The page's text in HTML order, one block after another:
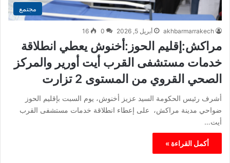
مجتمع
akhbarmarrakech أبريل 5, 2026 0
16
مراكش:إقليم الحوز:أخنوش يعطي انطلاقة
خدمات مستشفى القرب أيت أورير والمركز
الصحي القروي من المستوى 2 تزارت
أشرف رئيس الحكومة السيد عزيز أخنوش، يوم السبت بإقليم الحوز
ضواحي مدينة مراكش، على إعطاء انطلاقة خدمات مستشفى القرب
أيت…
أكمل القراءة »